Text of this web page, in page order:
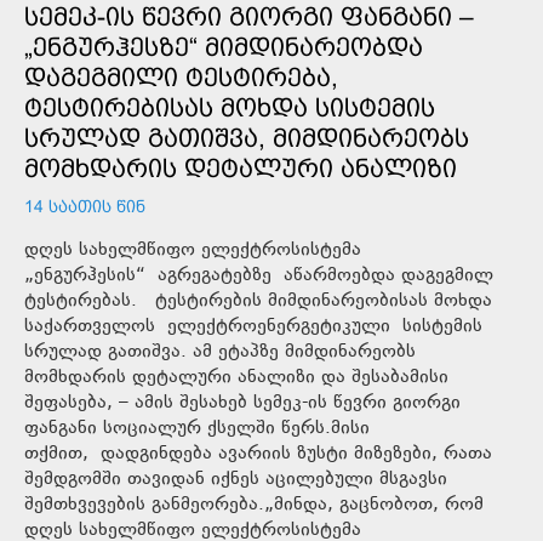
ᲡᲔᲛᲔᲙ-ᲘᲡ ᲬᲔᲕᲠᲘ ᲒᲘᲝᲠᲒᲘ ᲤᲐᲜᲒᲐᲜᲘ –
„ᲔᲜᲒᲣᲠᲰᲔᲡᲖᲔ“ ᲛᲘᲛᲓᲘᲜᲐᲠᲔᲝᲑᲓᲐ
ᲓᲐᲒᲔᲒᲛᲘᲚᲘ ᲢᲔᲡᲢᲘᲠᲔᲑᲐ,
ᲢᲔᲡᲢᲘᲠᲔᲑᲘᲡᲐᲡ ᲛᲝᲮᲓᲐ ᲡᲘᲡᲢᲔᲛᲘᲡ
ᲡᲠᲣᲚᲐᲓ ᲒᲐᲗᲘᲨᲕᲐ, ᲛᲘᲛᲓᲘᲜᲐᲠᲔᲝᲑᲡ
ᲛᲝᲛᲮᲓᲐᲠᲘᲡ ᲓᲔᲢᲐᲚᲣᲠᲘ ᲐᲜᲐᲚᲘᲖᲘ
14 ᲡᲐᲐᲗᲘᲡ ᲬᲘᲜ
დღეს სახელმწიფო ელექტროსისტემა
„ენგურჰესის“ აგრეგატებზე აწარმოებდა დაგეგმილ
ტესტირებას. ტესტირების მიმდინარეობისას მოხდა
საქართველოს ელექტროენერგეტიკული სისტემის
სრულად გათიშვა. ამ ეტაპზე მიმდინარეობს
მომხდარის დეტალური ანალიზი და შესაბამისი
შეფასება, – ამის შესახებ სემეკ-ის წევრი გიორგი
ფანგანი სოციალურ ქსელში წერს.მისი
თქმით, დადგინდება ავარიის ზუსტი მიზეზები, რათა
შემდგომში თავიდან იქნეს აცილებული მსგავსი
შემთხვევების განმეორება.„მინდა, გაცნობოთ, რომ
დღეს სახელმწიფო ელექტროსისტემა